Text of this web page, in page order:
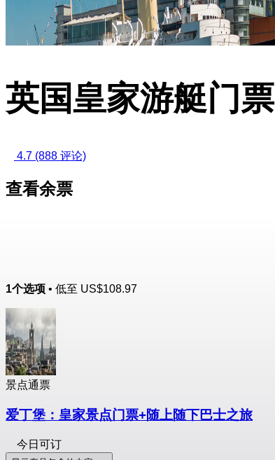
英国皇家游艇门票
4.7 (888 评论)
查看余票
1个选项 • 低至 US$108.97
景点通票
爱丁堡：皇家景点门票+随上随下巴士之旅
今日可订